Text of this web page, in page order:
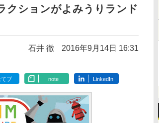
クションがよみうりランド
石井 徹 2016年9月14日 16:31
てブ note LinkedIn